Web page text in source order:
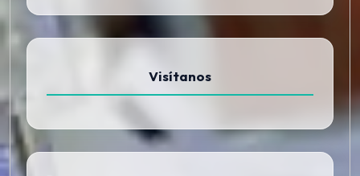
Visítanos